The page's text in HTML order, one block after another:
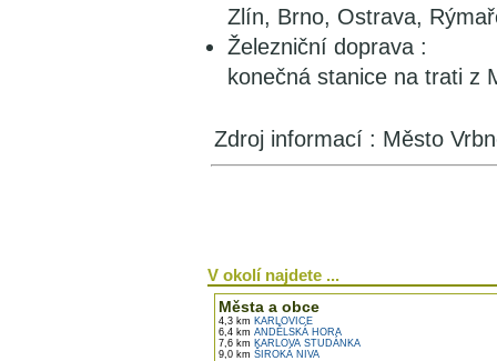
Zlín, Brno, Ostrava,
Železniční doprava :
konečná stanice na trati z
Zdroj informací : Město
V okolí najdete ...
Města a obce
4,3 km KARLOVICE
6,4 km ANDĚLSKÁ HORA
7,6 km KARLOVA STUDÁNKA
9,0 km ŠIROKÁ NIVA